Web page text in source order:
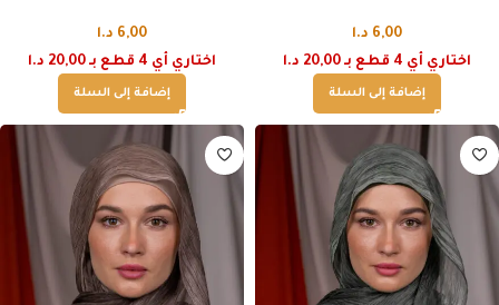
6,00 د.ا
اختاري أي 4 قطع بـ 20,00 د.ا
إضافة إلى السلة
6,00 د.ا
اختاري أي 4 قطع بـ 20,00 د.ا
إضافة إلى السلة